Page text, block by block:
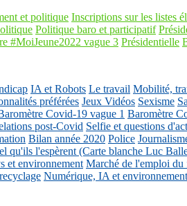
et politique Inscriptions sur les listes
Politique baro et participatif
#MoiJeune2022 vague 3 Présidentielle
IA et Robots Le travail Mobilité,
préférées Jeux Vidéos Sexisme
Covid-19 vague 1 Baromètre
post-Covid Selfie et questions
Bilan année 2020 Police
qu'ils l'espèrent (Carte blanche Luc
et environnement Marché de l'emploi du
Numérique, IA et environnement